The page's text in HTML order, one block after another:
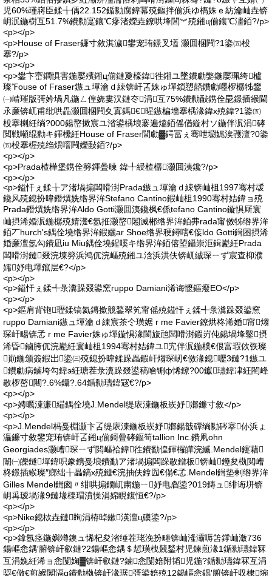
児60%瑾嶈臣鍒╅偊22.152鍎勬腐鍏冪殑鏂拌偂浜ゆ槗姝ｅ紡瀹屾垚锛
岄泦鍦樹互51.7%鐨勬寔鑲℃瘮渚嬫垚鐐哄埄閭︾殑鎺ц偂鑲℃澅銆?/p>
<p></p>
<p>House of Fraser鐮寸敘淇濊鐢宠珛鐛叉壒 灏囬棞闁?1鍌㈤杸
搴?/p>
<p></p>
<p>鐢卞崈鐧惧害鍦嬮殯鎺ц偂鏈夐檺鍏徃鎺ユ墜鐨勮嫳鍦嬮珮绔櫨
璨℉ouse of Fraser鏃ュ墠瀹ｄ綀锛屽叾姝ゅ墠鎻愬嚭鐨勮嚜椤樼牬鐢
㈠崝璀版彁妗堝凡鍦ㄥ偟娆婁汉鏈冭涓互75%鐨勬敮鎸佺巼鐛插緱閫
氶亷锛屼甫纰哄畾灏囬棞闁夊寘鎷€暒鏃楄墻搴楀湪鍏х殑鍏?1鍌㈤
杸搴楋紝绱?000鍚嶅摗宸ユ渻鍙楀埌褰遍熆銆傜偤鏇村ソ鍦伴泦涓硣
閲戦噸绲勬キ鍕欙紝House of Fraser閭勮▓鍔冨ぇ骞呭墛娓涘彟澶?0鍌
㈤杸搴楃殑绉熼噾闁嬫敮銆?/p>
<p></p>
<p>Prada楂樺堡鎸佺簩鍕曡暕 鍏╀綅楂樼灏囬洟鑱?/p>
<p></p>
<p>鎰忓ぇ鍒╁ア渚堝搧闆嗗湗Prada鏃ュ墠瀹ｄ綀锛屾柤1997骞村叆
鑱风殑鎴扮暐鐕熼姺绺界洠Stefano Cantino鍜屾柤1990骞村姞鍏ョ殑
Prada鐕熼姺绺界洠Aldo Gotti灏囬洟鑱枫€係tefano Cantino鏇惧厛寰
屾摂浠婚泦鍦樼殑婧濋€氬拰灏嶅闂滅郴绺界洠銆丳rada甯傚牬绺界洠
銆丆hurch's鍝佺墝绺界洠鍜孋ar Shoe绺界稉鐞嗐€侫ldo Gotti鍓囨摂浠
婚亷澶氬勾鐨凪iu Miu鍝佺墝鍟嗘キ绺界洠銆傛埅鑷崇洰鍓嶏紝Prada
闆嗗湗鏈叕浣堜簩浜鸿伔浣嶇殑鎺ユ浛浜洪伕锛屼絾琛ㄧず宸查枊濮
嬬妤电墿鑹层€?</p>
<p></p>
<p>鎰忓ぇ鍒╃彔瀵跺叕鍙窯ruppo Damiani浠诲懡鏂癈EO</p>
<p></p>
<p>鏂肩背铇瓑鍒镐氦鏄撳競鍫翠笂甯傜殑鎰忓ぇ鍒╃彔瀵跺叕鍙窯
ruppo Damiani鏃ュ墠瀹ｄ綀宸茶仒璜婮 r me Favier鐐烘柊浠婚甯煼
琛屽畼锛孞 r me Favier姝ゅ墠鏇惧湪閬旇兘闆嗗湗鍜岃伅鍚堝埄鑿摂
浠昏鏀胯伔浣嶏紝寰屾柤1994骞村姞鍏ユ宄伴泦鍦樸€佷富瑕佽矤璨
崱鍦颁簽鍜岀鍌㈢殑鎴扮暐鍒跺畾鍜屽煼琛屻€傚湪鎴嚦3鏈?1鏃ユ
鐨勮病鏀垮勾鍏э紝瑭茬彔瀵跺叕鍙稿噲铏ф悕鐐?00钀瓙鍏冿紝閵峰
敭椤嶅闀?.6%鑷?.64鍎勬瓙鍏冦€?/p>
<p></p>
<p>娉曞湅濂緢鍝佺墝J.Mendel缇庡湅鍦板崁妤嫏鐮寸敘</p>
<p></p>
<p>J.Mendel杩戞棩灏卞叾缇庡湅鍦板崁妤嫏鍚戠磹绱勬硶搴仦浜ょ
灜鐮寸敘鐢宠珛锛屽叾鎺ц偂鎶曡硣鏂筍tallion Inc.鐨凧ohn
Georgiades灏嶆琛ㄧず閲嶇祫鍏徃鐨勫偟鍕欏皣浣縅.Mendel鑳藉
闈㈠皪鐩墠鍏呮豢鎸戞埌鐨勫ア渚堝搧闆跺敭鐠板锛屾鑸夋槸閲嶆
柊鐛插緱璨″嫏绌╁畾鎬х殑鏈€浣抽伕鎿囥€傝€孞.Mendel鍓垫剰绺界洠
Gilles Mendel鍓囪〃绀哄搧鐗屼粛鍦ㄧ妤电睂鍌?019鏄ュ绯诲垪锛
岄爯瑷堝湪9鏈堟檪瑁濆懆涓婂睍鍑恒€?/p>
<p></p>
<p>Nike鎴栨垚鏈眴涓栫晫鏉渶澶ц磸鍌?/p>
<p></p>
<p>鎿氬痉鍦嬩竴鐭ュ悕杞夋渻缍茬珯浼扮畻锛屾湰灞嗕笘鐣屾澂736
鍚嶇悆鍝′腑锛屽叡鏈?2鍚嶇悆鍝＄悊璜栧競鍫村児鍊煎湪1鍎勬瓙鍏冧
互涓婏紝浠ョ悆闅婅▓锛屽叡鏈?鏀悆闅婄附韬児鍦?鍎勬瓙鍏冧互涓
娿€傚€煎緱闂滆ɑ鐨勬槸锛屽湪琚彁鍙婄殑12鍚嶇悆鍝′腑锛屽収棣埦